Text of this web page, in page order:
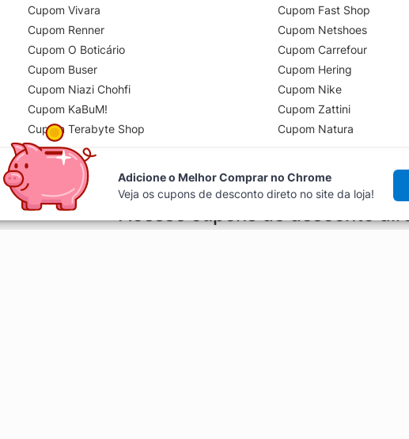
Cupom Vivara
Cupom Renner
Cupom O Boticário
Cupom Buser
Cupom Niazi Chohfi
Cupom KaBuM!
Cupom Terabyte Shop
Cupom Fast Shop
Cupom Netshoes
Cupom Carrefour
Cupom Hering
Cupom Nike
Cupom Zattini
Cupom Natura
Acesse cupons de desconto
Adicione o Melhor Comprar no Chrome
Veja os cupons de desconto direto no site da loja!